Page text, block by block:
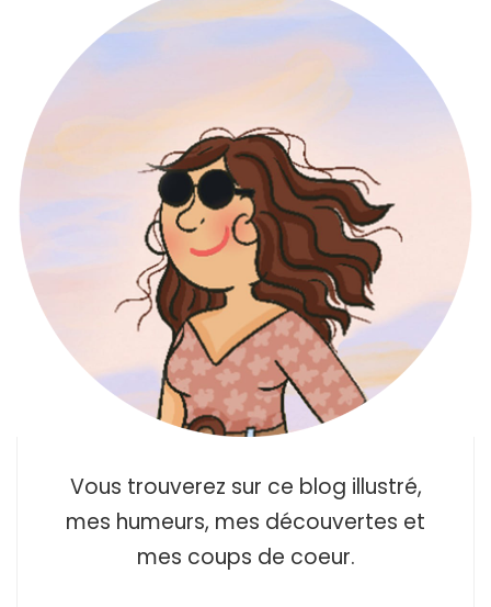
Vous trouverez sur ce blog illustré,
mes humeurs, mes découvertes et
mes coups de coeur.